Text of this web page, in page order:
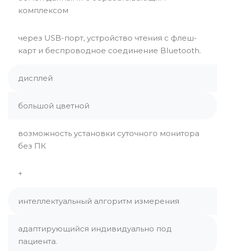
комплексом
через USB-порт, устройство чтения с флеш-
карт и беспроводное соединение Bluetooth.
дисплей
большой цветной
возможность установки суточного монитора
без ПК
+
интеллектуальный алгоритм измерения
адаптирующийся индивидуально под
пациента.